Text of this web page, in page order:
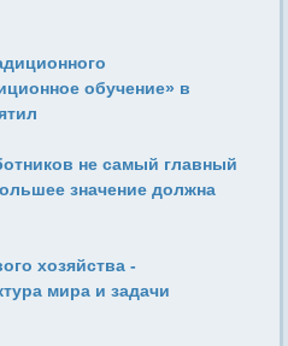
обучение» в
не самый главный
значение должна
хозяйства -
мира и задачи